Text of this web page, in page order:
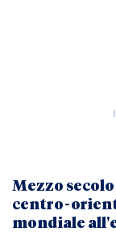
galleria
di
immagini
Mezzo
centro-
mondiale